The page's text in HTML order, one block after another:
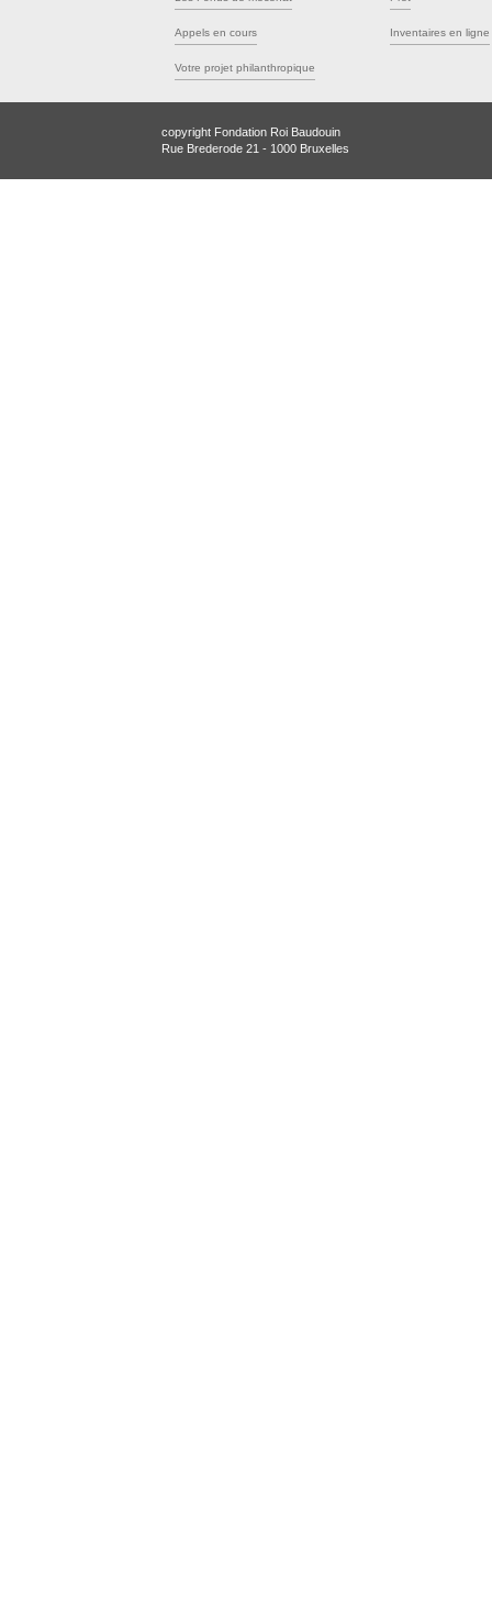
Appels en cours
Votre projet philanthropique
Inventaires en ligne
copyright Fondation Roi Baudouin
Rue Brederode 21 - 1000 Bruxelles